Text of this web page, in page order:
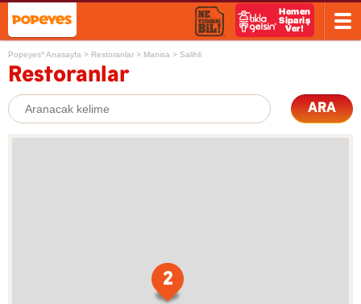
Popeyes® Anasayfa > Restoranlar > Manisa > Salihli
Restoranlar
ARA
2